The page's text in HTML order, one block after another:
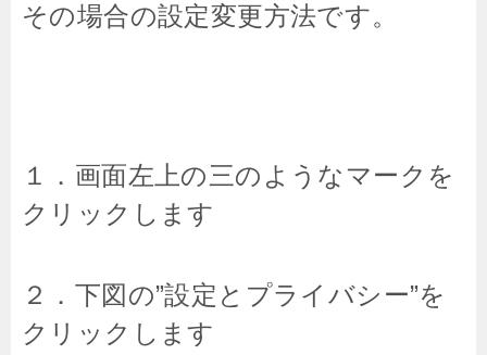
その場合の設定変更方法です。
１．画面左上の三のようなマークを
クリックします
２．下図の”設定とプライバシー”を
クリックします